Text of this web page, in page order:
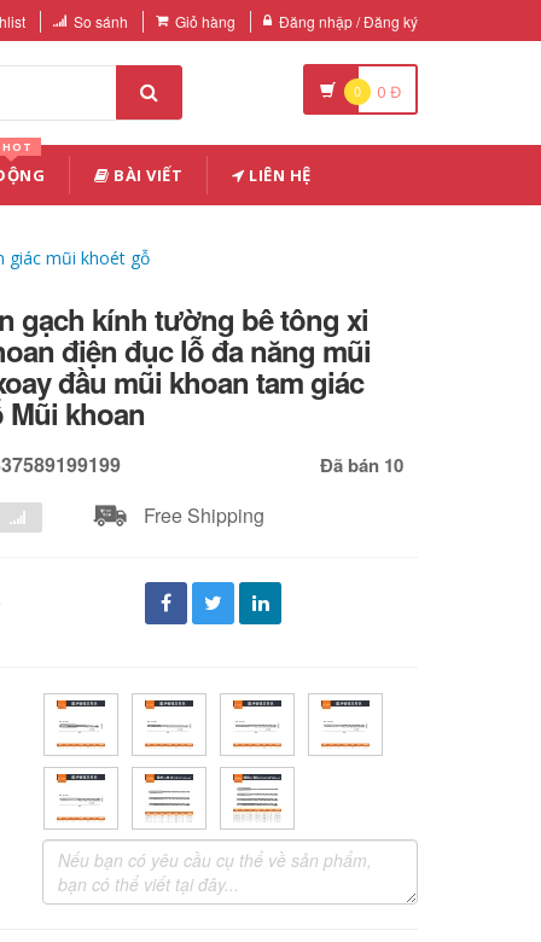
So sánh Giỏ hàng Đăng nhập / Đăng ký
0 0 Đ
HOT
BÀI VIẾT LIÊN HỆ
giác mũi khoét gỗ
gạch kính tường bê tông xi
điện đục lỗ đa năng mũi
đầu mũi khoan tam giác
khoan
Đã bán 10
Free Shipping